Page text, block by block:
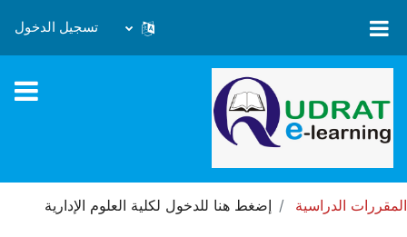
تسجيل الدخول
المقررات الدراسية إضغط هنا للدخول لكلية العلوم الإدارية